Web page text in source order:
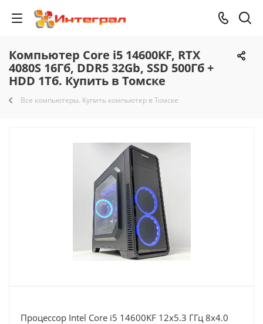
Компьютер Core i5 14600KF, RTX
4080S 16Гб, DDR5 32Gb, SSD 500Гб +
HDD 1Тб. Купить в Томске
Все компьютеры. Купить компьютер в Томске
Процессор Intel Core i5 14600KF 12x5.3 ГГц 8x4.0